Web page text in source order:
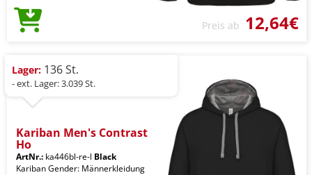
Preis ab 12,64€
Lager: 136 St.
- ext. Lager: 3.039 St.
Kariban Men's Contrast
Ho
ArtNr.: ka446bl-re-l Black
Kariban Gender: Männerkleidung